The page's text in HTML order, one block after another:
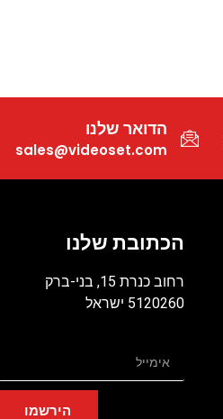
הדואר שלנו
sales@videoset.com
הכתובת שלנו
רחוב כנרת 15, בני-ברק
5120260 ישראל
הירשמו